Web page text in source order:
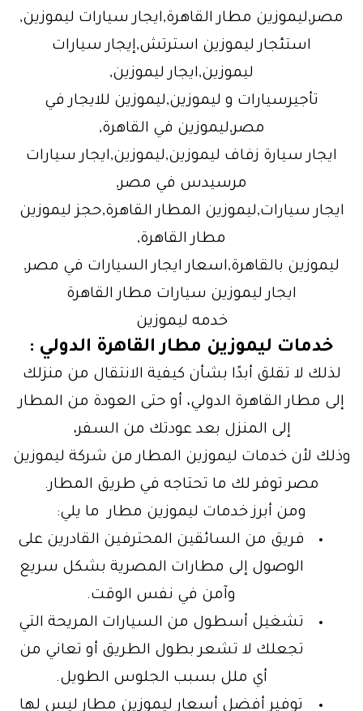
مصر,ليموزين مطار القاهرة,ايجار سيارات ليموزين,
استئجار ليموزين استرتش,إيجار سيارات
ليموزين,ايجار ليموزين,
تأجيرسيارات و ليموزين,ليموزين للايجار في
مصر,ليموزين في القاهرة,
ايجار سيارة زفاف ليموزين,ليموزين,ايجار سيارات
مرسيدس في مصر,
ايجار سيارات,ليموزين المطار القاهرة,حجز ليموزين
مطار القاهرة,
ليموزين بالقاهرة,اسعار ايجار السيارات في مصر,
ايجار ليموزين سيارات مطار القاهرة
خدمه ليموزين
خدمات ليموزين مطار القاهرة الدولي :
لذلك لا تقلق أبدًا بشأن كيفية الانتقال من منزلك
إلى مطار القاهرة الدولي، أو حتى العودة من المطار
إلى المنزل بعد عودتك من السفر،
وذلك لأن خدمات ليموزين المطار من شركة ليموزين
مصر توفر لك ما تحتاجه في طريق المطار.
ومن أبرز خدمات ليموزين مطار ما يلي:
فريق من السائقين المحترفين القادرين على
الوصول إلى مطارات المصرية بشكل سريع
وآمن في نفس الوقت.
تشغيل أسطول من السيارات المريحة التي
تجعلك لا تشعر بطول الطريق أو تعاني من
أي ملل بسبب الجلوس الطويل.
توفير أفضل أسعار ليموزين مطار ليس لها